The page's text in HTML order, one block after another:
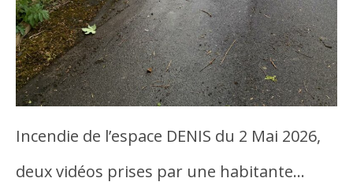
Incendie de l’espace DENIS du 2 Mai 2026,
deux vidéos prises par une habitante…